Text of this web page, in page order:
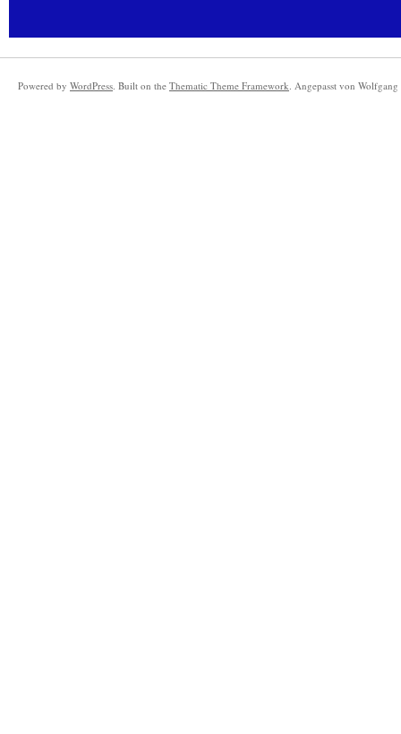
Powered by WordPress. Built on the Thematic Theme Framework. Angepasst von